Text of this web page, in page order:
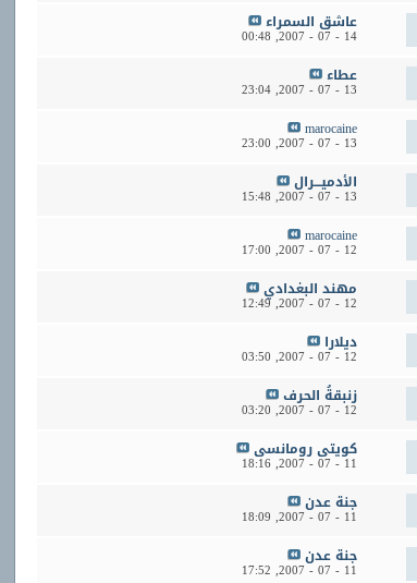
عاشق السمراء
14 - 07 - 2007,
00:48
عطاء
13 - 07 - 2007,
23:04
marocaine
13 - 07 - 2007,
23:00
الأدميـــرال
13 - 07 - 2007,
15:48
marocaine
12 - 07 - 2007,
17:00
مهند البغدادي
12 - 07 - 2007,
12:49
ديلارا
12 - 07 - 2007,
03:50
زنبقةُ الحرف
12 - 07 - 2007,
03:20
كويتى رومانسى
11 - 07 - 2007,
18:16
جنة عدن
11 - 07 - 2007,
18:09
جنة عدن
11 - 07 - 2007,
17:52